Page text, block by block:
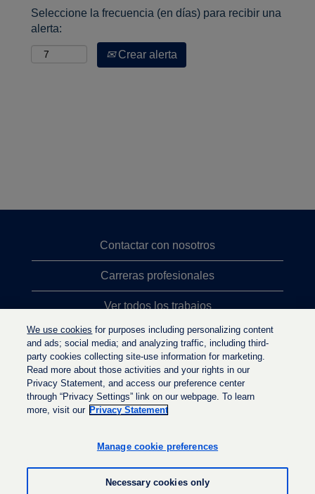
Seleccione la frecuencia (en días) para recibir una
alerta:
Crear alerta
Contactar con nosotros
Carreras profesionales
Ver todos los trabajos
Búsqueda de altos cargos
Política de privacidad
a
r
e
e
a
e
r
We use cookies for purposes including personalizing content
and ads; social media; and analyzing traffic, including third-
party cookies collecting site-use information for marketing.
Read more about those activities and your rights in our
Privacy Statement, and access our preference center
through “Privacy Settings” link on our webpage. To learn
more, visit our Privacy Statement
Manage cookie preferences
Necessary cookies only